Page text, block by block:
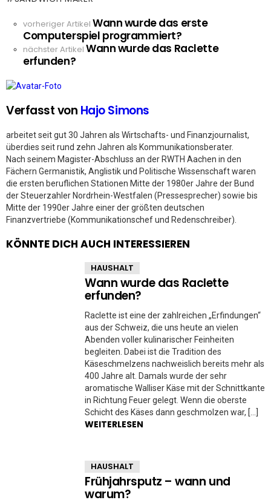
See
more
vorheriger Artikel Wann wurde das erste
Computerspiel programmiert?
nächster Artikel Wann wurde das Raclette
erfunden?
Verfasst von Hajo Simons
arbeitet seit gut 30 Jahren als Wirtschafts- und Finanzjournalist,
überdies seit rund zehn Jahren als Kommunikationsberater.
Nach seinem Magister-Abschluss an der RWTH Aachen in den
Fächern Germanistik, Anglistik und Politische Wissenschaft waren
die ersten beruflichen Stationen Mitte der 1980er Jahre der Bund
der Steuerzahler Nordrhein-Westfalen (Pressesprecher) sowie bis
Mitte der 1990er Jahre einer der größten deutschen
Finanzvertriebe (Kommunikationschef und Redenschreiber).
KÖNNTE DICH AUCH INTERESSIEREN
HAUSHALT
Wann wurde das Raclette
erfunden?
Raclette ist eine der zahlreichen „Erfindungen“
aus der Schweiz, die uns heute an vielen
Abenden voller kulinarischer Feinheiten
begleiten. Dabei ist die Tradition des
Käseschmelzens nachweislich bereits mehr als
400 Jahre alt. Damals wurde der sehr
aromatische Walliser Käse mit der Schnittkante
in Richtung Feuer gelegt. Wenn die oberste
Schicht des Käses dann geschmolzen war, […]
WEITERLESEN
HAUSHALT
Frühjahrsputz – wann und
warum?